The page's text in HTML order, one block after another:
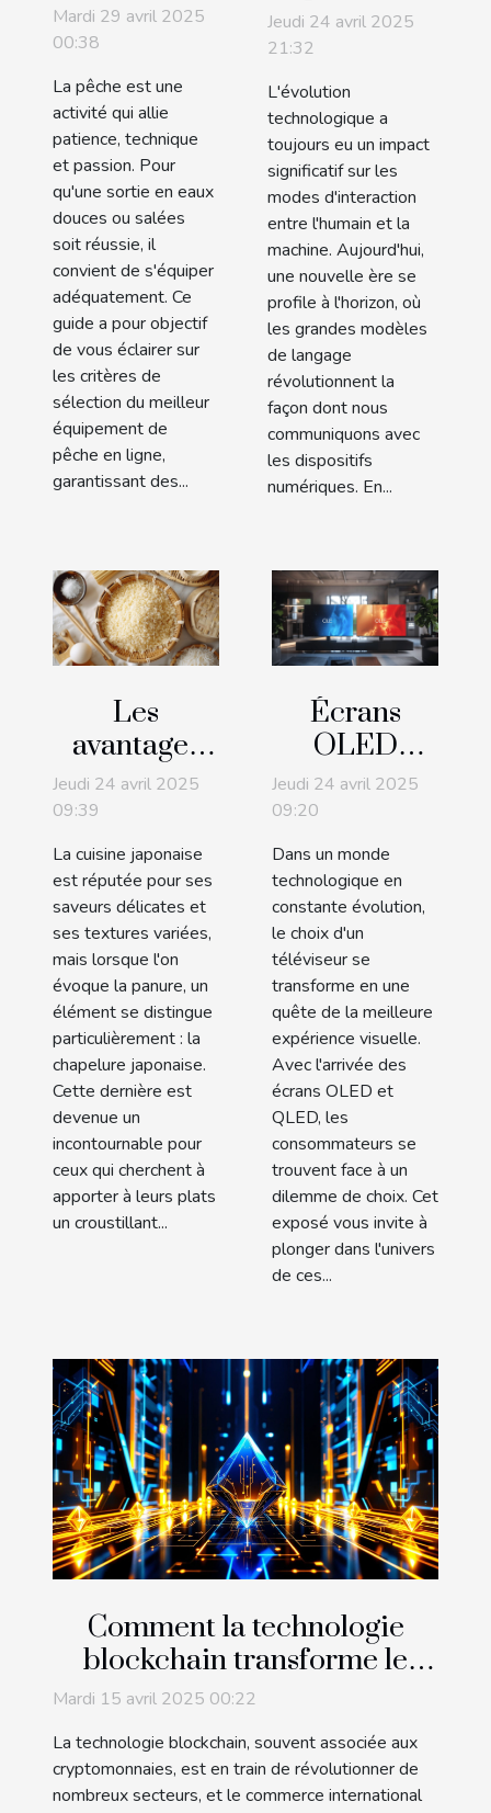
choisir le
meilleur
équipement
de pêche en
ligne
Mardi 29 avril 2025
00:38
La pêche est une
activité qui allie
patience, technique
et passion. Pour
qu'une sortie en eaux
douces ou salées
soit réussie, il
convient de s'équiper
adéquatement. Ce
guide a pour objectif
de vous éclairer sur
les critères de
sélection du meilleur
équipement de
pêche en ligne,
garantissant des...
modèles de
langage
transforment
l'interaction
utilisateur
Jeudi 24 avril 2025
21:32
L'évolution
technologique a
toujours eu un impact
significatif sur les
modes d'interaction
entre l'humain et la
machine. Aujourd'hui,
une nouvelle ère se
profile à l'horizon, où
les grandes modèles
de langage
révolutionnent la
façon dont nous
communiquons avec
les dispositifs
numériques. En...
Les
avantages
de la
chapelure
japonaise
pour une
cuisine
croustillante
Jeudi 24 avril 2025
09:39
La cuisine japonaise
est réputée pour ses
saveurs délicates et
ses textures variées,
mais lorsque l'on
évoque la panure, un
élément se distingue
particulièrement : la
chapelure japonaise.
Cette dernière est
devenue un
incontournable pour
ceux qui cherchent à
apporter à leurs plats
un croustillant...
Écrans
OLED
versus
QLED
quelles
technologies
pour les
téléviseurs
de demain
Jeudi 24 avril 2025
09:20
Dans un monde
technologique en
constante évolution,
le choix d'un
téléviseur se
transforme en une
quête de la meilleure
expérience visuelle.
Avec l'arrivée des
écrans OLED et
QLED, les
consommateurs se
trouvent face à un
dilemme de choix. Cet
exposé vous invite à
plonger dans l'univers
de ces...
Comment la technologie
blockchain transforme le
commerce international
Mardi 15 avril 2025 00:22
La technologie blockchain, souvent associée aux
cryptomonnaies, est en train de révolutionner de
nombreux secteurs, et le commerce international